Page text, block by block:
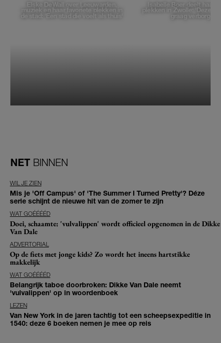
Elske DeWall over Leeuwarden,
muziek en haar favoriete plekken in
de stad: 'Een stad die voelt als thuis'
Isabelle Boer deelt haar
plekken in Zwolle: 'Deze
graag verborgen'
NET BINNEN
WIL JE ZIEN
Mis je 'Off Campus' of 'The Summer I Turned Pretty'? Déze
serie schijnt de nieuwe hit van de zomer te zijn
WAT GOÉÉÉÉD
Doei, schaamte: 'vulvalippen' wordt officieel opgenomen in de Dikke
Van Dale
ADVERTORIAL
Op de fiets met jonge kids? Zo wordt het ineens hartstikke
makkelijk
WAT GOÉÉÉÉD
Belangrijk taboe doorbroken: Dikke Van Dale neemt
'vulvalippen' op in woordenboek
LEZEN
Van New York in de jaren tachtig tot een scheepsexpeditie in
1540: deze 6 boeken nemen je mee op reis